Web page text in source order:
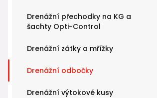
Drenážní přechodky na KG a
šachty Opti-Control
Drenážní zátky a mřížky
Drenážní odbočky
Drenážní výtokové kusy